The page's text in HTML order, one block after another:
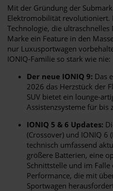
Mit der Gründung der
Elektromobilität revolutioniert.
Technologie, die
Marke ein Feature in den
nur Luxusportwagen
IONIQ-Familie so stark wie nie:
Der neue IONIQ 9: Das
2026 das Herzstück der
SUV bietet ein lounge-
Assistenzsysteme für bis
IONIQ 5 & 6 Updates:
(Crossover) und IONIQ
technisch umfassend
größere Batterien, eine
Schnittstelle und im Falle
Performance, die mit
Sportwagen